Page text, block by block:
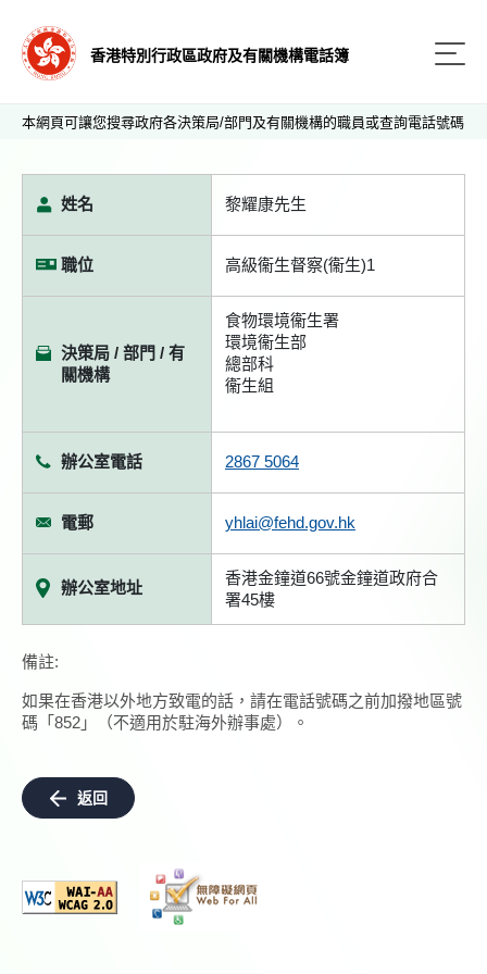
香港特別行政區政府及有關機構電話簿
本網頁可讓您搜尋政府各決策局/部門及有關機構的職員或查詢電話號碼
姓名 黎耀康先生
職位 高級衞生督察(衞生)1
決策局 / 部門 / 有
關機構
食物環境衞生署
環境衞生部
總部科
衞生組
辦公室電話 2867 5064
電郵 yhlai@fehd.gov.hk
辦公室地址
香港金鐘道66號金鐘道政府合
署45樓
備註:
如果在香港以外地方致電的話，請在電話號碼之前加撥地區號
碼「852」（不適用於駐海外辦事處）。
返回